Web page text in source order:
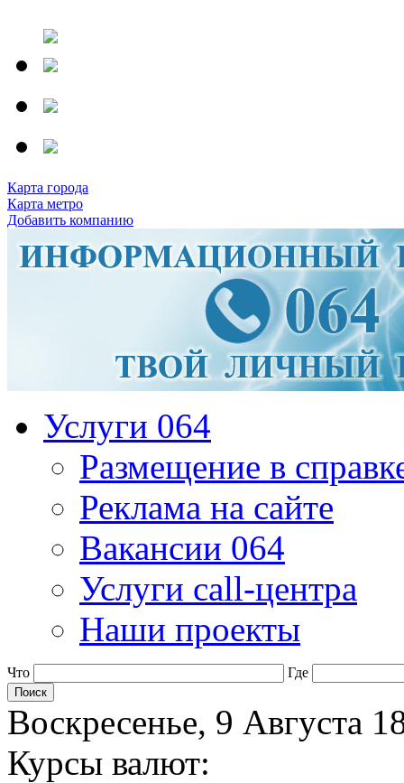
Карта города
Карта метро
Добавить компанию
Услуги 064
Размещение в
Реклама на сайте
Вакансии 064
Услуги call-центра
Наши проекты
Что Где
Воскресенье, 9 Августа
Курсы валют: